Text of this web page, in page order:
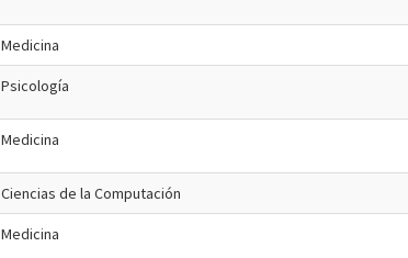
Medicina
Psicología
Medicina
Ciencias de la Computación
Medicina